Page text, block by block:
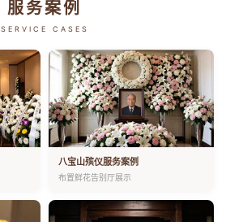
服务案例
SERVICE CASES
八宝山殡仪服务案例
布置鲜花告别厅展示